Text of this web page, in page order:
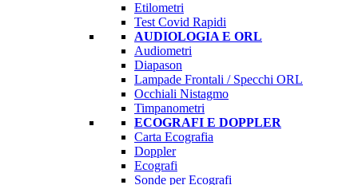
Etilometri
Test Covid Rapidi
AUDIOLOGIA E ORL
Audiometri
Diapason
Lampade Frontali / Specchi ORL
Occhiali Nistagmo
Timpanometri
ECOGRAFI E DOPPLER
Carta Ecografia
Doppler
Ecografi
Sonde per Ecografi